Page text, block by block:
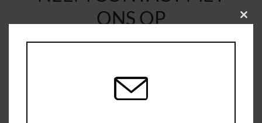
ONS OP
Close